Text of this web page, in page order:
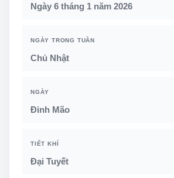
Ngày 6 tháng 1 năm 2026
NGÀY TRONG TUẦN
Chủ Nhật
NGÀY
Đinh Mão
TIẾT KHÍ
Đại Tuyết